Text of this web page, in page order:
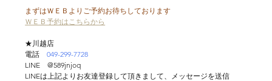
まずはＷＥＢよりご予約お待ちしております
ＷＥＢ予約はこちらから
★川越店
電話 049-299-7728
LINE　@589jnjoq
LINEは上記よりお友達登録して頂きまして、メッセージを送信